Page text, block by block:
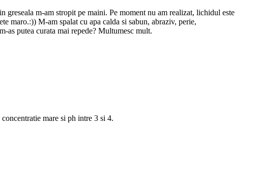
greseala m-am stropit pe maini. Pe moment nu am realizat, lichidul este
maro.:)) M-am spalat cu apa calda si sabun, abraziv, perie,
putea curata mai repede? Multumesc mult.
mare si ph intre 3 si 4.